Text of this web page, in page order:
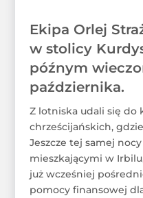
Ekipa Orlej
w stolicy
późnym
października.
Z lotniska udali się
chrześcijańskich,
Jeszcze tej samej
mieszkającymi w
już wcześniej
pomocy finansowej